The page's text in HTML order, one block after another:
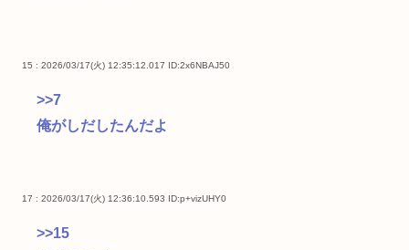
15 : 2026/03/17(火) 12:35:12.017 ID:2x6NBAJ50
>>7
俺がしだしたんだよ
17 : 2026/03/17(火) 12:36:10.593 ID:p+vizUHY0
>>15